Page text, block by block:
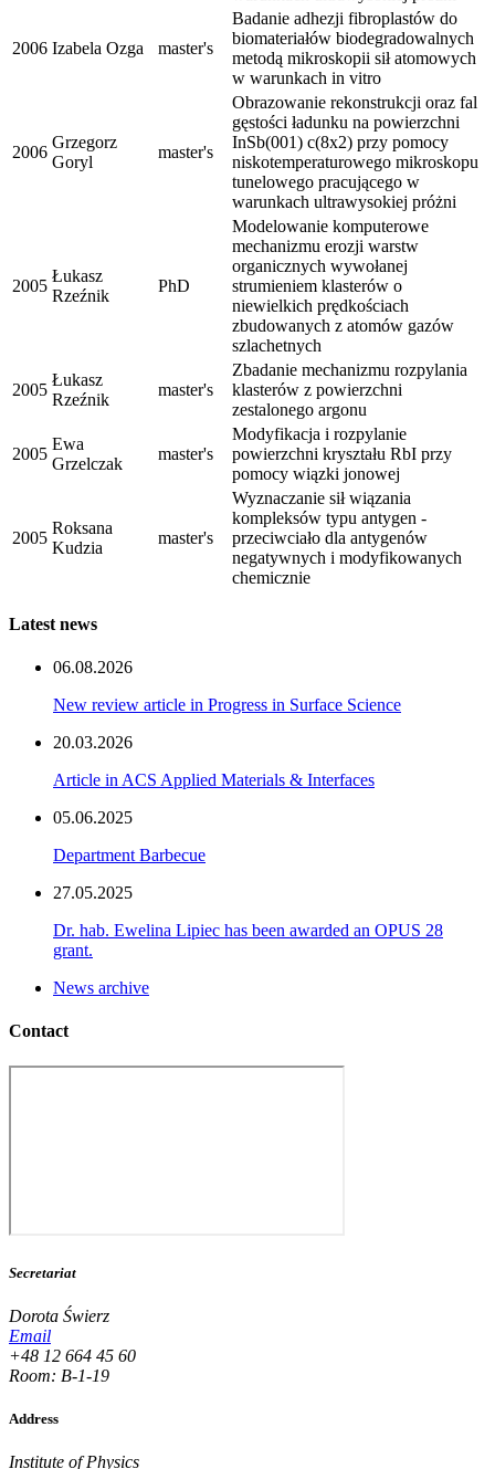
2006 Izabela Ozga master's
Badanie adhezji fibroplastów do
biomateriałów biodegradowalnych
metodą mikroskopii sił atomowych
w warunkach in vitro
2006
Grzegorz
Goryl
master's
Obrazowanie rekonstrukcji oraz fal
gęstości ładunku na powierzchni
InSb(001) c(8x2) przy pomocy
niskotemperaturowego mikroskopu
tunelowego pracującego w
warunkach ultrawysokiej próżni
2005
Łukasz
Rzeźnik
PhD
Modelowanie komputerowe
mechanizmu erozji warstw
organicznych wywołanej
strumieniem klasterów o
niewielkich prędkościach
zbudowanych z atomów gazów
szlachetnych
2005
Łukasz
Rzeźnik
master's
Zbadanie mechanizmu rozpylania
klasterów z powierzchni
zestalonego argonu
2005
Ewa
Grzelczak
master's
Modyfikacja i rozpylanie
powierzchni kryształu RbI przy
pomocy wiązki jonowej
2005
Roksana
Kudzia
master's
Wyznaczanie sił wiązania
kompleksów typu antygen -
przeciwciało dla antygenów
negatywnych i modyfikowanych
chemicznie
Latest news
06.08.2026
New review article in Progress in Surface Science
20.03.2026
Article in ACS Applied Materials & Interfaces
05.06.2025
Department Barbecue
27.05.2025
Dr. hab. Ewelina Lipiec has been awarded an OPUS 28
grant.
News archive
Contact
Secretariat
Dorota Świerz
Email
+48 12 664 45 60
Room: B-1-19
Address
Institute of Physics